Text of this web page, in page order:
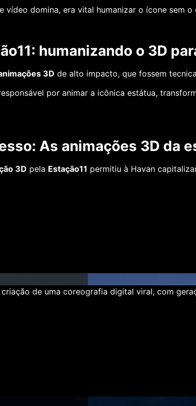
vídeo domina, era vital humanizar o ícone sem
humanizando o 3D
3D de alto impacto, que fossem
por animar a icônica estátua,
As animações 3D da
3D pela Estação11 permitiu à Havan
criação de uma coreografia digital viral, com